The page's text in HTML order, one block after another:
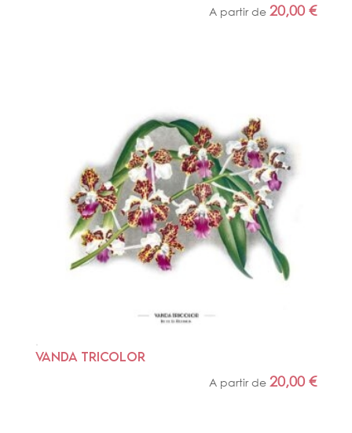
A partir de 20,00€
VANDA TRICOLOR
A partir de20,00€